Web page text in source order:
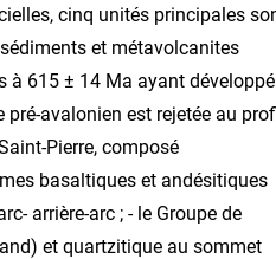
cinq unités principales
et métavolcanites
615 ± 14 Ma ayant
avalonien est rejetée au
Pierre, composé
basaltiques et andésitiques
arrière-arc ; - le Groupe de
et quartzitique au sommet